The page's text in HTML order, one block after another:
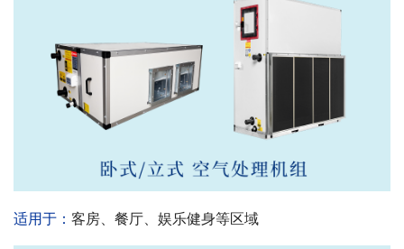
适用于： 客房、餐厅、娱乐健身等区域